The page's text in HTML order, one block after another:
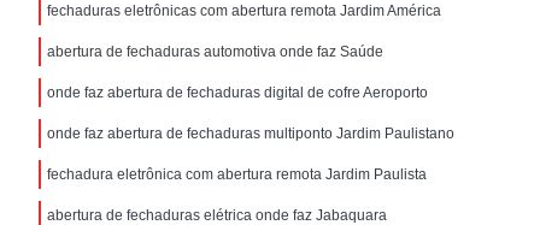
fechaduras eletrônicas com abertura remota Jardim América
abertura de fechaduras automotiva onde faz Saúde
onde faz abertura de fechaduras digital de cofre Aeroporto
onde faz abertura de fechaduras multiponto Jardim Paulistano
fechadura eletrônica com abertura remota Jardim Paulista
abertura de fechaduras elétrica onde faz Jabaquara